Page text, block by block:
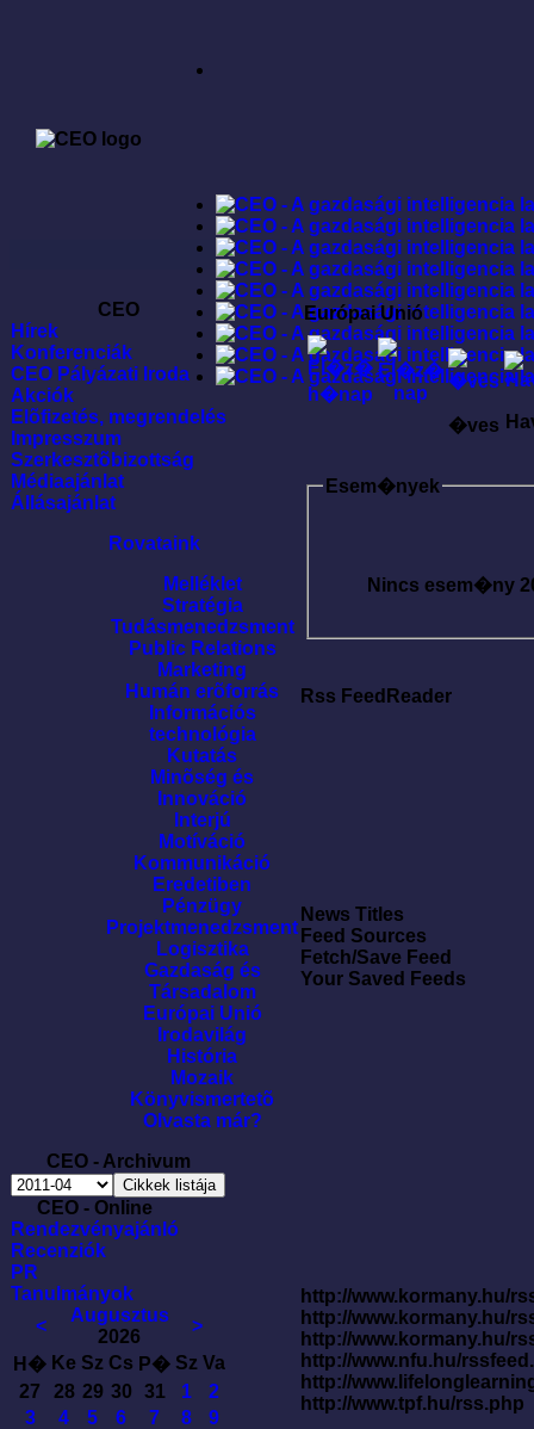
CEO
Hírek
Konferenciák
CEO Pályázati Iroda
Akciók
Elõfizetés, megrendelés
Impresszum
Szerkesztõbizottság
Médiaajánlat
Állásajánlat
Rovataink
Melléklet
Stratégia
Tudásmenedzsment
Public Relations
Marketing
Humán erõforrás
Információs
technológia
Kutatás
Minõség és
Innováció
Interjú
Motíváció
Kommunikáció
Eredetiben
Pénzügy
Projektmenedzsment
Logisztika
Gazdaság és
Társadalom
Európai Unió
Irodavilág
História
Mozaik
Könyvismertetõ
Olvasta már?
CEO - Archivum
CEO - Online
Rendezvényajánló
Recenziók
PR
Tanulmányok
<
Augusztus
2026
>
H� Ke Sz Cs P� Sz Va
27
28 29 30 31 1
2
3
4 5 6 7 8
9
Európai Unió
�ves
Esem�nyek
Nincs esem�ny
Rss FeedReader
News Titles
Feed Sources
Fetch/Save Feed
Your Saved Feeds
http://www.kormany.hu/
http://www.kormany.hu/
http://www.kormany.hu/
http://www.nfu.hu/
http://
http://www.tpf.hu/rss.php